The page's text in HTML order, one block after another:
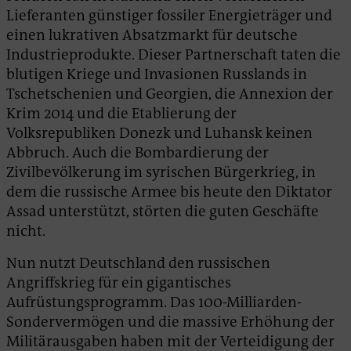
Lieferanten günstiger fossiler Energieträger und
einen lukrativen Absatzmarkt für deutsche
Industrieprodukte. Dieser Partnerschaft taten die
blutigen Kriege und Invasionen Russlands in
Tschetschenien und Georgien, die Annexion der
Krim 2014 und die Etablierung der
Volksrepubliken Donezk und Luhansk keinen
Abbruch. Auch die Bombardierung der
Zivilbevölkerung im syrischen Bürgerkrieg, in
dem die russische Armee bis heute den Diktator
Assad unterstützt, störten die guten Geschäfte
nicht.
Nun nutzt Deutschland den russischen
Angriffskrieg für ein gigantisches
Aufrüstungsprogramm. Das 100-Milliarden-
Sondervermögen und die massive Erhöhung der
Militärausgaben haben mit der Verteidigung der